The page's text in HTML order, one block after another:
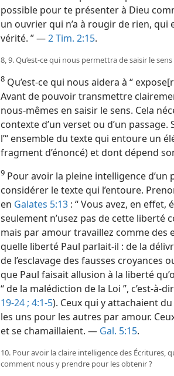
possible pour te présenter à Dieu
un ouvrier qui n’a à rougir de rien,
vérité. ” —2 Tim. 2:15.
8, 9. Qu’est-ce qui nous permettra de saisir le
8 Qu’est-ce qui nous aidera à “
Avant de pouvoir transmettre
nous-mêmes en saisir le sens. Cela
contexte d’un verset ou d’un
l’“ ensemble du texte qui entoure un
fragment d’énoncé) et dont dépend
9 Pour avoir la pleine intelligence
considérer le texte qui l’entoure.
en Galates 5:13 : “ Vous avez, en
seulement n’usez pas de cette liberté
mais par amour travaillez comme des
quelle liberté Paul parlait-il : de la
de l’esclavage des fausses croyances
que Paul faisait allusion à la liberté
“ de la malédiction de la Loi ”, c’est-à-
19-24 ; 4:1-5). Ceux qui y attachaient
les uns pour les autres par amour.
et se chamaillaient. — Gal. 5:15.
10. Pour avoir la claire intelligence des Écritures,
comment nous y prendre pour les obtenir ?